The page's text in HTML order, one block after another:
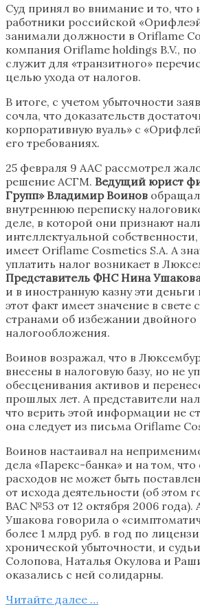
Суд принял во внимание и то, что
работники российской
занимали должности в Oriflame
компания Oriflame holdings B.V.,
служит для «транзитного»
целью ухода от налогов.
В итоге, с учетом убыточности
сочла, что доказательств
корпоративную вуаль» с
его требованиях.
25 февраля 9 ААС рассмотрел
решение АСГМ. Ведущий юрист
Групп» Владимир Воинов
внутреннюю переписку
деле, в которой они признают
интеллектуальной
имеет Oriflame Cosmetics S.A. А
уплатить налог возникает в
Представитель ФНС Нина
и в иностранную казну эти деньги
этот факт имеет значение в
странами об избежании двойного
налогообложения.
Воинов возражал, что в
внесены в налоговую базу, но не
обесценивания активов и
прошлых лет. А представители
что верить этой информации не
она следует из письма Oriflame
Воинов настаивал на
дела «Парекс-банка» и на том,
расходов не может быть
от исхода деятельности (об этом
ВАС №53 от 12 октября 2006 года).
Ушакова говорила о
более 1 млрд руб. в год по
хронической убыточности, и
Солопова, Наталья Окулова и
оказались с ней солидарны.
Читайте далее …